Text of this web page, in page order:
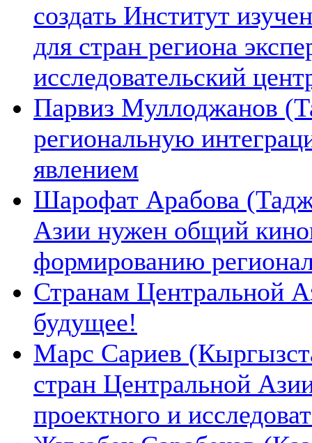
создать Институт
для стран региона
исследовательский
Парвиз Муллоджанов
региональную
явлением
Шарофат Арабова
Азии нужен общий
формированию
Странам Центральной
будущее!
Марс Сариев
стран Центральной
проектного и